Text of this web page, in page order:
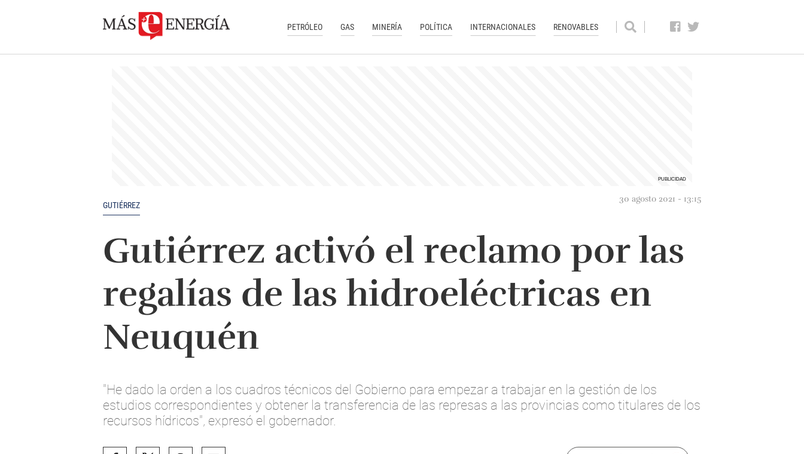
PETRÓLEO GAS MINERÍA POLÍTICA INTERNACIONALES RENOVABLES
GUTIÉRREZ
30 agosto 2021 - 13:15
Gutiérrez activó el reclamo por las
regalías de las hidroeléctricas en
Neuquén
"He dado la orden a los cuadros técnicos del Gobierno para empezar a trabajar en la gestión de los
estudios correspondientes y obtener la transferencia de las represas a las provincias como titulares de los
recursos hídricos", expresó el gobernador.